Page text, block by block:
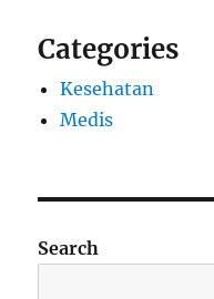
Categories
Kesehatan
Medis
Search